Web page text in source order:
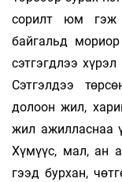
сорилт юм гэж
байгальд
сэтгэгдлээ
Сэтгэлдээ
долоон жил,
жил ажилласнаа
Хүмүүс, мал, ан
гээд бурхан,